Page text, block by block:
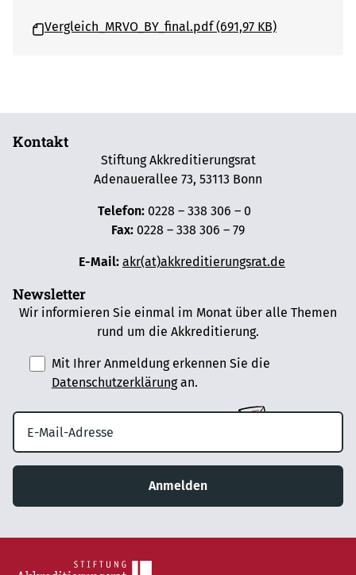
Vergleich_MRVO_BY_final.pdf (691,97 KB)
Kontakt
Stiftung Akkreditierungsrat
Adenauerallee 73, 53113 Bonn
Telefon:0228 – 338 306 – 0
Fax: 0228 – 338 306 – 79
E-Mail: akr(at)akkreditierungsrat.de
Newsletter
Wir informieren Sie einmal im Monat über alle Themen
rund um die Akkreditierung.
Mit Ihrer Anmeldung erkennen Sie die
Datenschutzerklärungan.
Anmelden